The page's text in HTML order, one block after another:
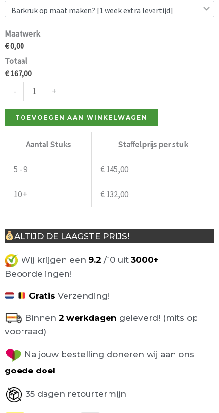
Maatwerk
€ 0,00
Totaal
€ 167,00
-
beukenhout
aantal
+
TOEVOEGEN AAN WINKELWAGEN
Aantal Stuks Staffelprijs per stuk
5 - 9 €145,00
10 + €132,00
ALTIJD DE LAAGSTE PRIJS!
Wij krijgen een 9.2 /10 uit 3000+
Beoordelingen!
Gratis Verzending!
Binnen 2 werkdagen geleverd! (mits op
voorraad)
Na jouw bestelling doneren wij aan ons
goede doel
35 dagen retourtermijn